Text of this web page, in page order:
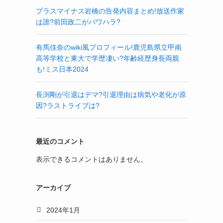
プラスマイナス岩橋の告発内容まとめ!放送作家
は誰?前田政二がパワハラ?
有馬佳奈のwiki風プロフィール!鹿児島県立甲南
高等学校と東大で学歴凄い?年齢経歴身長両親
も!ミス日本2024
長渕剛が引退はデマ?引退理由は病気や老化が原
因?ラストライブは?
最近のコメント
表示できるコメントはありません。
アーカイブ
2024年1月